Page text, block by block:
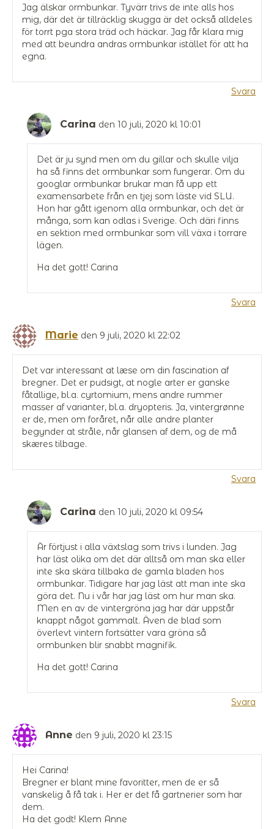
Jag älskar ormbunkar. Tyvärr trivs de inte alls hos
mig, där det är tillräcklig skugga är det också alldeles
för torrt pga stora träd och häckar. Jag får klara mig
med att beundra andras ormbunkar istället för att ha
egna.
Svara
Carina den 10 juli, 2020 kl 10:01
Det är ju synd men om du gillar och skulle vilja
ha så finns det ormbunkar som fungerar. Om du
googlar ormbunkar brukar man få upp ett
examensarbete från en tjej som läste vid SLU.
Hon har gått igenom alla ormbunkar, och det är
många, som kan odlas i Sverige. Och däri finns
en sektion med ormbunkar som vill växa i torrare
lägen.
Ha det gott! Carina
Svara
Marie den 9 juli, 2020 kl 22:02
Det var interessant at læse om din fascination af
bregner. Det er pudsigt, at nogle arter er ganske
fåtallige, bl.a. cyrtomium, mens andre rummer
masser af varianter, bl.a. dryopteris. Ja, vintergrønne
er de, men om foråret, når alle andre planter
begynder at stråle, når glansen af dem, og de må
skæres tilbage.
Svara
Carina den 10 juli, 2020 kl 09:54
Är förtjust i alla växtslag som trivs i lunden. Jag
har läst olika om det där alltså om man ska eller
inte ska skära tillbaka de gamla bladen hos
ormbunkar. Tidigare har jag läst att man inte ska
göra det. Nu i vår har jag läst om hur man ska.
Men en av de vintergröna jag har där uppstår
knappt något gammalt. Även de blad som
överlevt vintern fortsätter vara gröna så
ormbunken blir snabbt magnifik.
Ha det gott! Carina
Svara
Anne den 9 juli, 2020 kl 23:15
Hei Carina!
Bregner er blant mine favoritter, men de er så
vanskelig å få tak i. Her er det få gartnerier som har
dem.
Ha det godt! Klem Anne